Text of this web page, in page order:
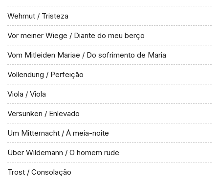
Wehmut / Tristeza
Vor meiner Wiege / Diante do meu berço
Vom Mitleiden Mariae / Do sofrimento de Maria
Vollendung / Perfeição
Viola / Viola
Versunken / Enlevado
Um Mitternacht / À meia-noite
Über Wildemann / O homem rude
Trost / Consolação